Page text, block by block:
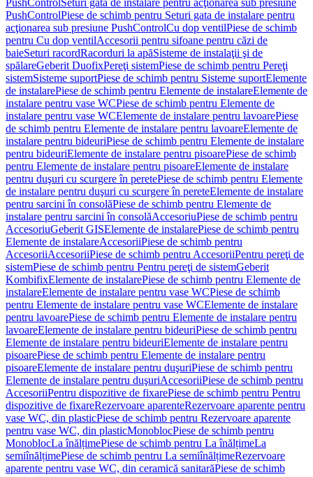
PushControlSeturi gata de instalare pentru acţionarea sub presiune
PushControlPiese de schimb pentru Seturi gata de instalare pentru
acţionarea sub presiune PushControlCu dop ventilPiese de schimb
pentru Cu dop ventilAccesorii pentru sifoane pentru căzi de
baieSeturi racordRacorduri la apăSisteme de instalaţii şi de
spălareGeberit DuofixPereţi sistemPiese de schimb pentru Pereţi
sistemSisteme suportPiese de schimb pentru Sisteme suportElemente
de instalarePiese de schimb pentru Elemente de instalareElemente de
instalare pentru vase WCPiese de schimb pentru Elemente de
instalare pentru vase WCElemente de instalare pentru lavoarePiese
de schimb pentru Elemente de instalare pentru lavoareElemente de
instalare pentru bideuriPiese de schimb pentru Elemente de instalare
pentru bideuriElemente de instalare pentru pisoarePiese de schimb
pentru Elemente de instalare pentru pisoareElemente de instalare
pentru duşuri cu scurgere în peretePiese de schimb pentru Elemente
de instalare pentru duşuri cu scurgere în pereteElemente de instalare
pentru sarcini în consolăPiese de schimb pentru Elemente de
instalare pentru sarcini în consolăAccesoriuPiese de schimb pentru
AccesoriuGeberit GISElemente de instalarePiese de schimb pentru
Elemente de instalareAccesoriiPiese de schimb pentru
AccesoriiAccesoriiPiese de schimb pentru AccesoriiPentru pereţi de
sistemPiese de schimb pentru Pentru pereţi de sistemGeberit
KombifixElemente de instalarePiese de schimb pentru Elemente de
instalareElemente de instalare pentru vase WCPiese de schimb
pentru Elemente de instalare pentru vase WCElemente de instalare
pentru lavoarePiese de schimb pentru Elemente de instalare pentru
lavoareElemente de instalare pentru bideuriPiese de schimb pentru
Elemente de instalare pentru bideuriElemente de instalare pentru
pisoarePiese de schimb pentru Elemente de instalare pentru
pisoareElemente de instalare pentru duşuriPiese de schimb pentru
Elemente de instalare pentru duşuriAccesoriiPiese de schimb pentru
AccesoriiPentru dispozitive de fixarePiese de schimb pentru Pentru
dispozitive de fixareRezervoare aparenteRezervoare aparente pentru
vase WC, din plasticPiese de schimb pentru Rezervoare aparente
pentru vase WC, din plasticMonoblocPiese de schimb pentru
MonoblocLa înălțimePiese de schimb pentru La înălțimeLa
semiînălțimePiese de schimb pentru La semiînălțimeRezervoare
aparente pentru vase WC, din ceramică sanitarăPiese de schimb